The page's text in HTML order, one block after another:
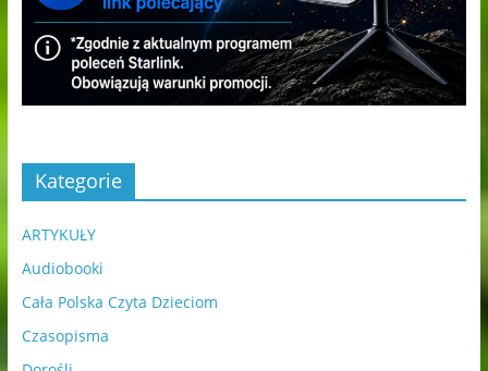
Kategorie
ARTYKUŁY
Audiobooki
Cała Polska Czyta Dzieciom
Czasopisma